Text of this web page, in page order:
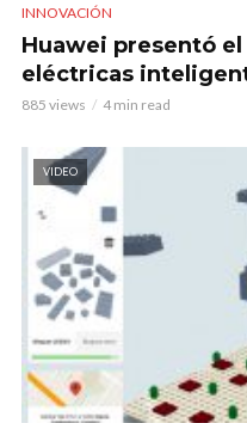
INNOVACIÓN
Huawei presentó
eléctricas
885 views 4 min read
VIDEO